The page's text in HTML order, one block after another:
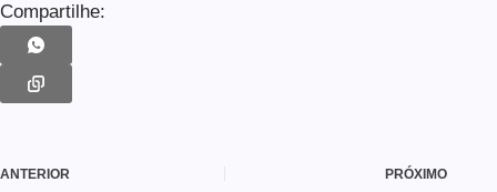
Compartilhe:
ANTERIOR PRÓXIMO